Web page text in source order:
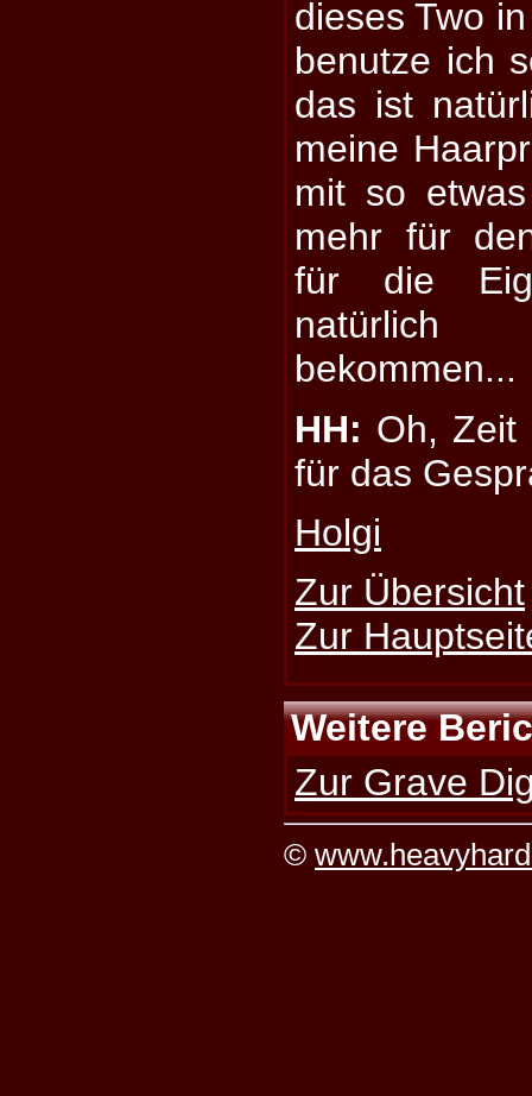
dieses Two
benutze ich
das ist
meine
mit so
mehr für
für die
bekommen...
HH: Oh, Zeit
für das
Holgi
Zur Übersicht
Zur
Weitere
Zur Grave
©